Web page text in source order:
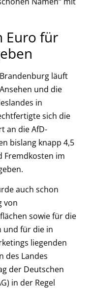
Euro für
läuft
und die
in
sich die
an die AfD-
bislang knapp 4,5
Fremdkosten im
auch schon
von
sowie für die
und für die in
liegenden
des Landes
der Deutschen
in der Regel